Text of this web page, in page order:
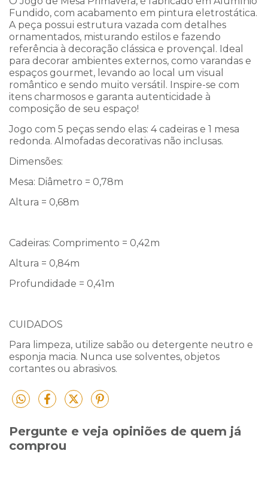
Fundido, com acabamento em pintura eletrostática.
A peça possui estrutura vazada com detalhes
ornamentados, misturando estilos e fazendo
referência à decoração clássica e provençal. Ideal
para decorar ambientes externos, como varandas e
espaços gourmet, levando ao local um visual
romântico e sendo muito versátil. Inspire-se com
itens charmosos e garanta autenticidade à
composição de seu espaço!
Jogo com 5 peças sendo elas: 4 cadeiras e 1 mesa
redonda. Almofadas decorativas não inclusas.
Dimensões:
Mesa: Diâmetro = 0,78m
Altura = 0,68m
Cadeiras: Comprimento = 0,42m
Altura = 0,84m
Profundidade = 0,41m
CUIDADOS
Para limpeza, utilize sabão ou detergente neutro e
esponja macia. Nunca use solventes, objetos
cortantes ou abrasivos.
Pergunte e veja opiniões de quem já
comprou